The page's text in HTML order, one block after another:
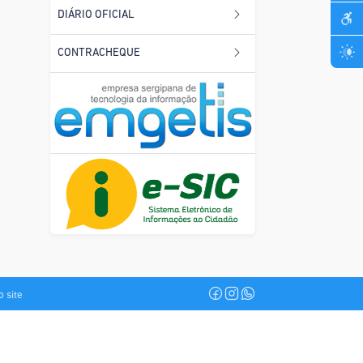
DIÁRIO OFICIAL
CONTRACHEQUE
site